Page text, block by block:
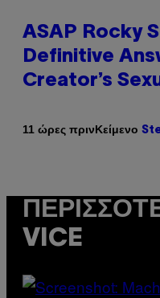
ASAP Rocky
Definitive
Creator’s
11 ώρες πρινΚείμενο
VICE